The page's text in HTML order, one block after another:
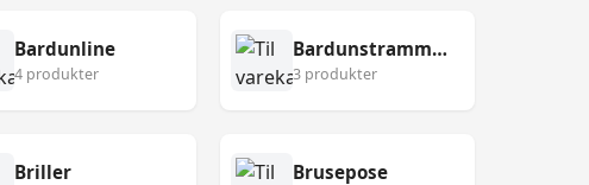
Bardunline
4 produkter
Bardunstrammer
3 produkter
Briller Brusepose